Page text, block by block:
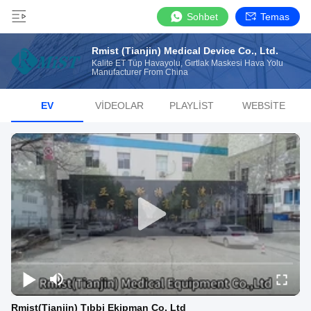
Sohbet Temas
Rmist (Tianjin) Medical Device Co., Ltd.
Kalite ET Tüp Havayolu, Gırtlak Maskesi Hava Yolu
Manufacturer From China
EV VIDEOLAR PLAYLIST WEBSITE
Rmist(Tianjin) Tıbbi Ekipman Co, Ltd